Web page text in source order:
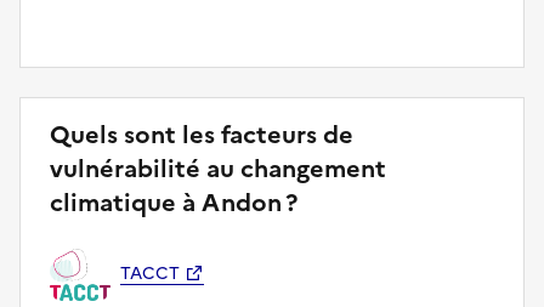
Quels sont les facteurs de
vulnérabilité au changement
climatique à Andon ?
TACCT